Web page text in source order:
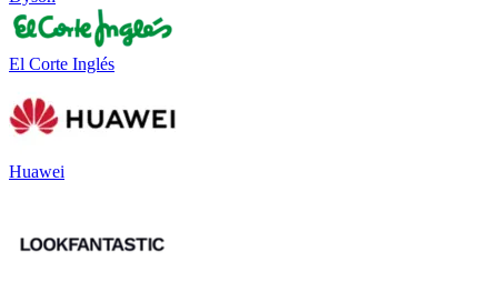
El Corte Inglés
Huawei